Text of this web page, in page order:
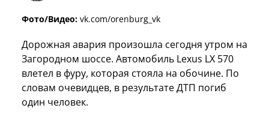
Фото/Видео: vk.com/orenburg_vk
Дорожная авария произошла сегодня утром на
Загородном шоссе. Автомобиль Lexus LX 570
влетел в фуру, которая стояла на обочине. По
словам очевидцев, в результате ДТП погиб
один человек.